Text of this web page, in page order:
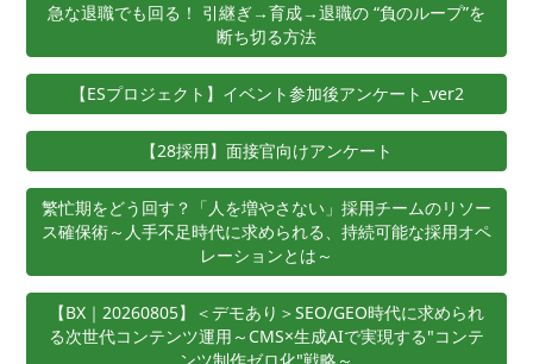
急な退職でも回る！ 引継ぎ→育成→退職の “負のループ”を
断ち切る方法
【ESプロジェクト】イベント参加後アンケート_ver2
【28採用】面接官向けアンケート
繁忙期をどう回す？「人を増やさない」採用チームのリソー
ス確保術～人手不足時代に求められる、持続可能な採用オペ
レーションとは～
【BX｜20260805】＜デモあり＞SEO/GEO時代に求められ
る次世代コンテンツ運用～CMS×生成AIで実現する"コンテ